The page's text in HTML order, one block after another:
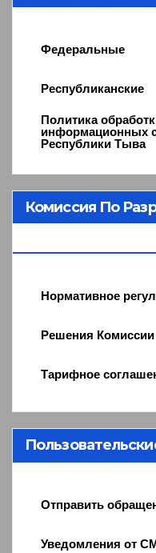
Федеральные
Республиканские
Политика
информационных
Республики Тыва
Комиссия По
Нормативное
Решения Комиссии
Тарифное
Отправить
Уведомления от